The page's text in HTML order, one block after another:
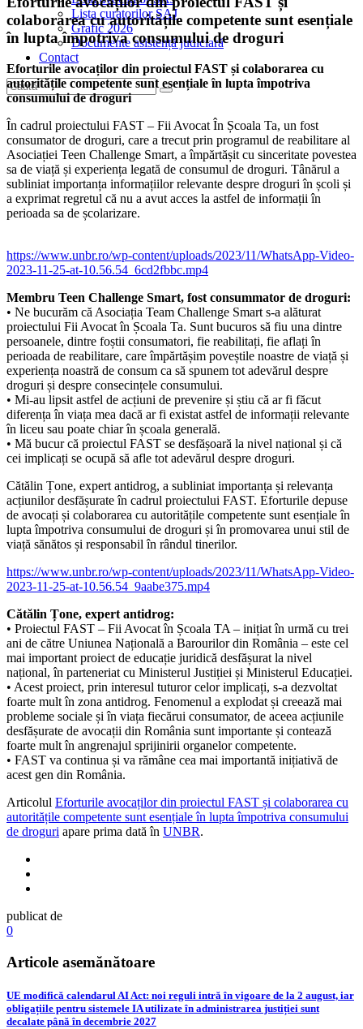
Lista curatorilor SAJ
Grafic 2026
Documente asistență judiciară
Contact
colaborarea cu autoritățile competente sunt esențiale
în lupta împotriva consumului de droguri
Eforturile avocaților din proiectul FAST și colaborarea cu
autoritățile competente sunt esențiale în lupta împotriva
consumului de droguri
În cadrul proiectului FAST – Fii Avocat În Școala Ta, un fost
consumator de droguri, care a trecut prin programul de reabilitare al
Asociației Teen Challenge Smart, a împărtășit cu sinceritate povestea
sa de viață și experiența legată de consumul de droguri. Tânărul a
subliniat importanța informațiilor relevante despre droguri în școli și
a exprimat regretul că nu a avut acces la astfel de informații în
perioada sa de școlarizare.
https://www.unbr.ro/wp-content/uploads/2023/11/WhatsApp-Video-
2023-11-25-at-10.56.54_6cd2fbbc.mp4
Membru Teen Challenge Smart, fost consummator de droguri:
• Ne bucurăm că Asociația Team Challenge Smart s-a alăturat
proiectului Fii Avocat în Școala Ta. Sunt bucuros să fiu una dintre
persoanele, dintre foștii consumatori, fie reabilitați, fie aflați în
perioada de reabilitare, care împărtășim poveștile noastre de viață și
experiența noastră de consum ca să spunem tot adevărul despre
droguri și despre consecințele consumului.
• Mi-au lipsit astfel de acțiuni de prevenire și știu că ar fi făcut
diferența în viața mea dacă ar fi existat astfel de informații relevante
în liceu sau poate chiar în școala generală.
• Mă bucur că proiectul FAST se desfășoară la nivel național și că
cei implicați se ocupă să afle tot adevărul despre droguri.
Cătălin Țone, expert antidrog, a subliniat importanța și relevanța
acțiunilor desfășurate în cadrul proiectului FAST. Eforturile depuse
de avocați și colaborarea cu autoritățile competente sunt esențiale în
lupta împotriva consumului de droguri și în promovarea unui stil de
viață sănătos și responsabil în rândul tinerilor.
https://www.unbr.ro/wp-content/uploads/2023/11/WhatsApp-Video-
2023-11-25-at-10.56.54_9aabe375.mp4
Cătălin Țone, expert antidrog:
• Proiectul FAST – Fii Avocat în Școala TA – inițiat în urmă cu trei
ani de către Uniunea Națională a Barourilor din România – este cel
mai important proiect de educație juridică desfășurat la nivel
național, în parteneriat cu Ministerul Justiției și Ministerul Educației.
• Acest proiect, prin interesul tuturor celor implicați, s-a dezvoltat
foarte mult în zona antidrog. Fenomenul a explodat și creează mai
probleme sociale și în viața fiecărui consumator, de aceea acțiunile
desfășurate de avocații din România sunt importante și contează
foarte mult în angrenajul sprijinirii organelor competente.
• FAST va continua și va rămâne cea mai importantă inițiativă de
acest gen din România.
Articolul Eforturile avocaților din proiectul FAST și colaborarea cu
autoritățile competente sunt esențiale în lupta împotriva consumului
de droguri apare prima dată în UNBR.
publicat de
0
Articole asemănătoare
UE modifică calendarul AI Act: noi reguli intră în vigoare de la 2 august, iar
obligațiile pentru sistemele IA utilizate în administrarea justiției sunt
decalate până în decembrie 2027